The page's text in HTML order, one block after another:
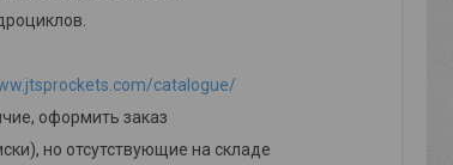
catalogue/
оформить заказ
но отсутствующие на складе